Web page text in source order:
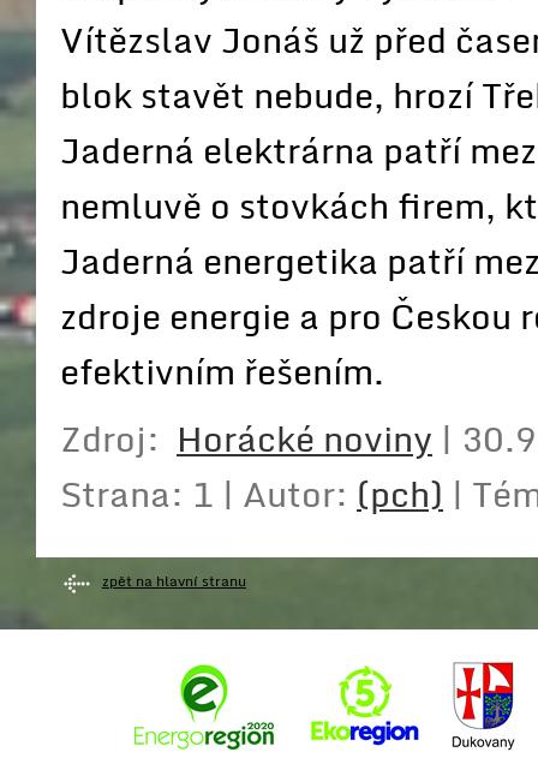
Vítězslav Jonáš už před
blok stavět nebude, hrozí
Jaderná elektrárna patří
nemluvě o stovkách firem,
Jaderná energetika patří
zdroje energie a pro
efektivním řešením.
Zdroj: Horácké noviny |
Strana: 1 | Autor: (pch) |
zpět na hlavní stranu